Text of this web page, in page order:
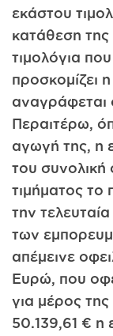
εκάστου
κατάθεση
τιμολόγια
προσκομίζει
αναγράφεται
Περαιτέρω,
αγωγή της, η
του
τιμήματος το
την
των
απέμεινε
Ευρώ, που
για μέρος
50.139,61 € η